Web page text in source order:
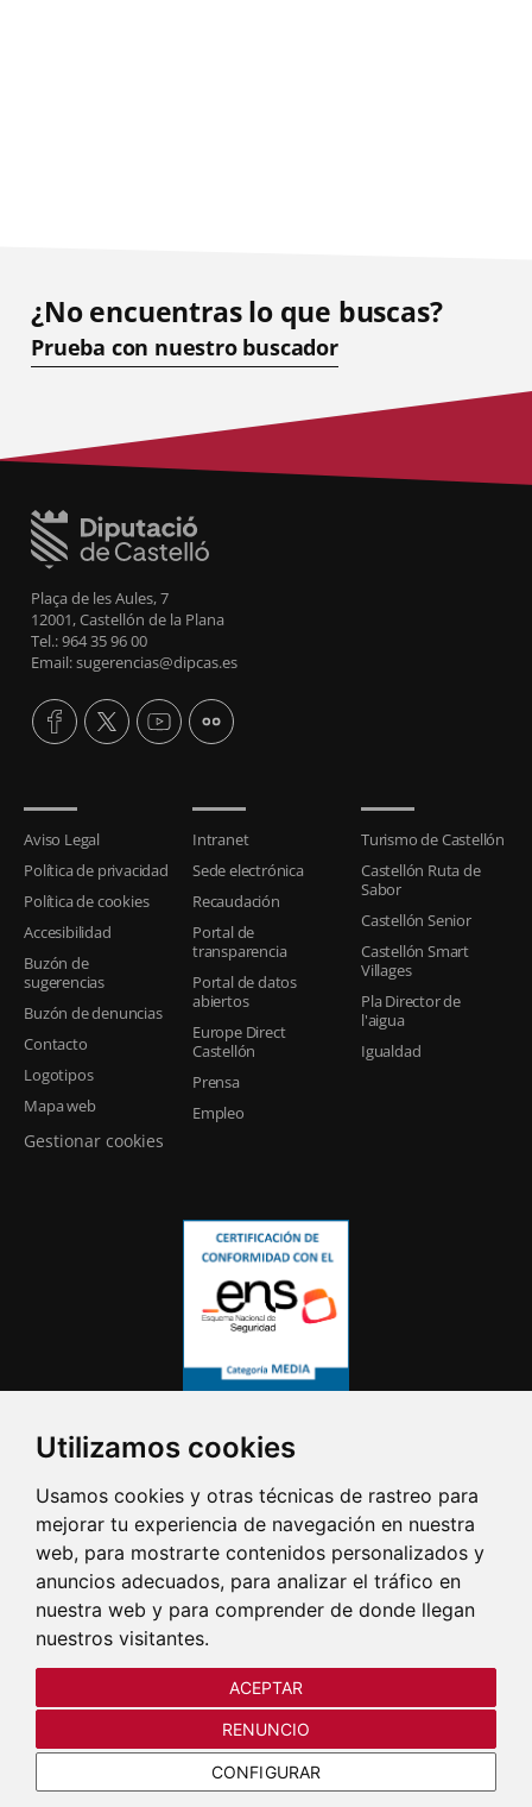
Utilizamos cookies
Usamos cookies y otras técnicas de rastreo para
mejorar tu experiencia de navegación en nuestra
web, para mostrarte contenidos personalizados y
anuncios adecuados, para analizar el tráfico en
nuestra web y para comprender de donde llegan
nuestros visitantes.
ACEPTAR
RENUNCIO
CONFIGURAR
¿No encuentras lo que buscas?
Prueba con nuestro buscador
Plaça de les Aules, 7
12001, Castellón de la Plana
Tel.: 964 35 96 00
Email: sugerencias@dipcas.es
Aviso Legal
Política de privacidad
Política de cookies
Accesibilidad
Buzón de
sugerencias
Buzón de denuncias
Contacto
Logotipos
Mapa web
Gestionar cookies
Intranet
Sede electrónica
Recaudación
Portal de
transparencia
Portal de datos
abiertos
Europe Direct
Castellón
Prensa
Empleo
Turismo de Castellón
Castellón Ruta de
Sabor
Castellón Senior
Castellón Smart
Villages
Pla Director de
l'aigua
Igualdad